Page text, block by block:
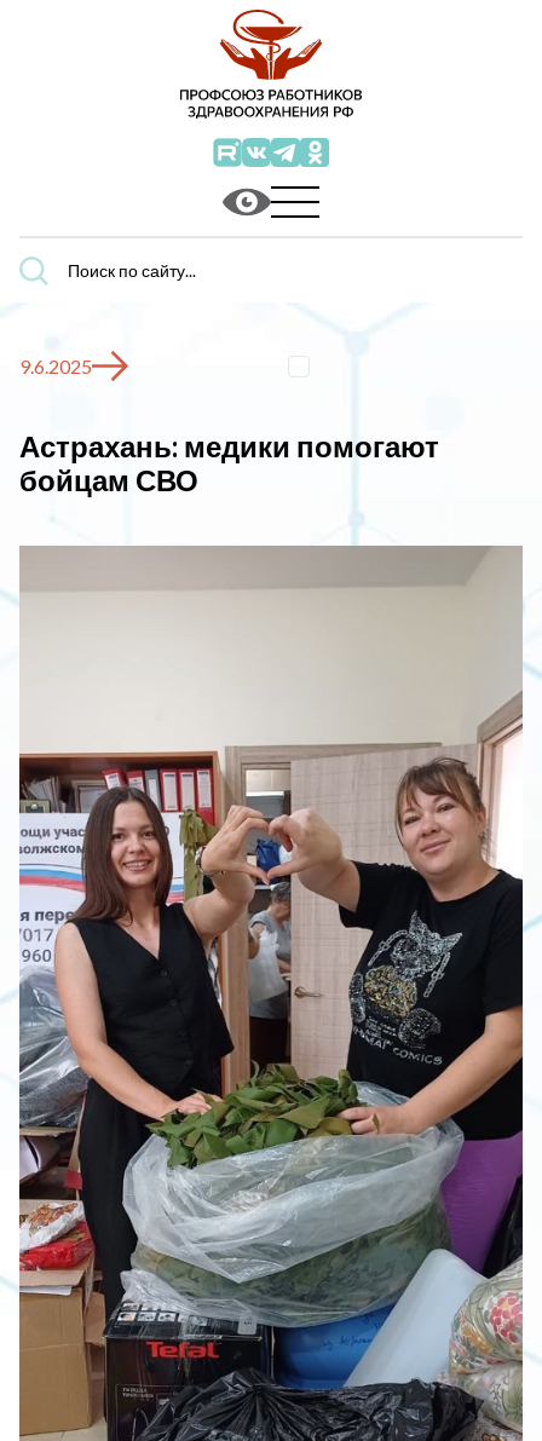
Поиск
по
9.6.2025
Астрахань: медики помогают
бойцам СВО